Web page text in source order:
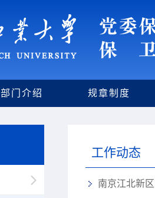
部门介绍 规章制度
工作动态
南京江北新